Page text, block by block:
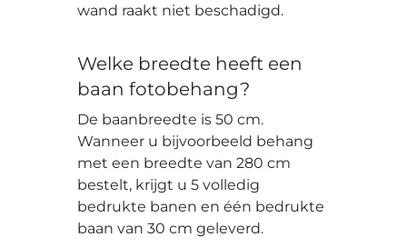
wand raakt niet beschadigd.
Welke breedte heeft een
baan fotobehang?
De baanbreedte is 50 cm.
Wanneer u bijvoorbeeld behang
met een breedte van 280 cm
bestelt, krijgt u 5 volledig
bedrukte banen en één bedrukte
baan van 30 cm geleverd.